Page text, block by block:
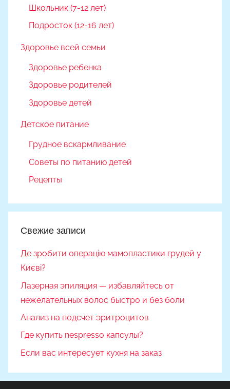
Школьник (7-12 лет)
Подросток (12-16 лет)
Здоровье всей семьи
Здоровье ребенка
Здоровье родителей
Здоровье детей
Детское питание
Грудное вскармливание
Советы по питанию детей
Рецепты
Свежие записи
Де зробити операцію мамопластики грудей у
Києві?
Лазерная эпиляция — избавляйтесь от
нежелательных волос быстро и без боли
Анализ на подсчет эритроцитов
Где купить nespresso капсулы?
Если вас интересует кухня на заказ